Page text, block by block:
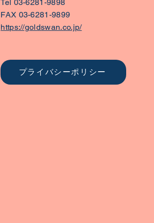
Tel 03-6281-9898
FAX 03-6281-9899
https://goldswan.co.jp/
プライバシーポリシー